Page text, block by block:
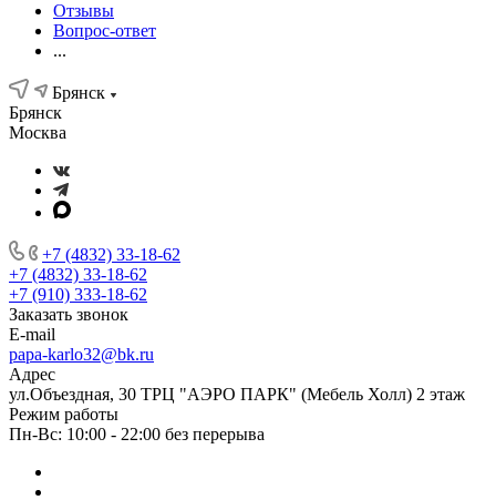
Отзывы
Вопрос-ответ
...
Брянск
Брянск
Москва
+7 (4832) 33-18-62
+7 (4832) 33-18-62
+7 (910) 333-18-62
Заказать звонок
E-mail
papa-karlo32@bk.ru
Адрес
ул.Объездная, 30 ТРЦ "АЭРО ПАРК" (Мебель Холл) 2 этаж
Режим работы
Пн-Вс: 10:00 - 22:00 без перерыва